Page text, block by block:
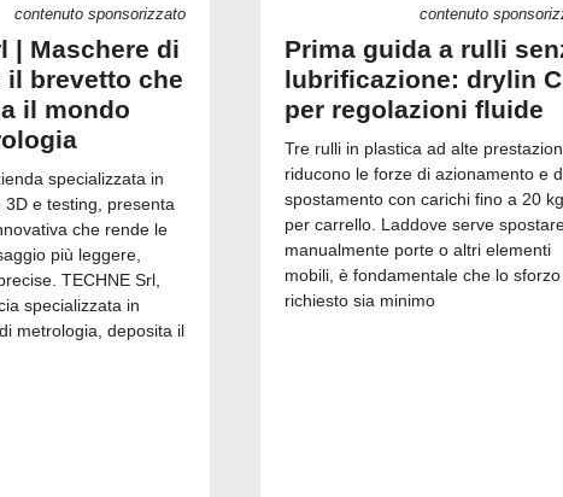
contenuto sponsorizzato
| Maschere di
brevetto che
il mondo
specializzata in
e testing, presenta
che rende le
più leggere,
TECHNE Srl,
specializzata in
metrologia, deposita il
contenuto
Prima guida a rulli
lubrificazione: drylin C
per regolazioni fluide
Tre rulli in plastica ad alte
riducono le forze di azionamento e
spostamento con carichi fino a 20 kg
per carrello. Laddove serve
manualmente porte o altri elementi
mobili, è fondamentale che lo sforzo
richiesto sia minimo